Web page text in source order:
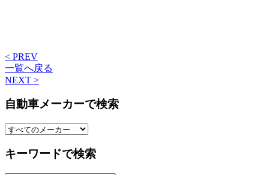
< PREV
一覧へ戻る
NEXT >
自動車メーカーで検索
キーワードで検索